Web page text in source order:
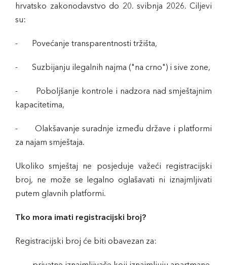
hrvatsko zakonodavstvo do 20. svibnja 2026. Ciljevi
su:
- Povećanje transparentnosti tržišta,
- Suzbijanju ilegalnih najma ("na crno") i sive zone,
- Poboljšanje kontrole i nadzora nad smještajnim
kapacitetima,
- Olakšavanje suradnje između države i platformi
za najam smještaja.
Ukoliko smještaj ne posjeduje važeći registracijski
broj, ne može se legalno oglašavati ni iznajmljivati
putem glavnih platformi.
Tko mora imati registracijski broj?
Registracijski broj će biti obavezan za: